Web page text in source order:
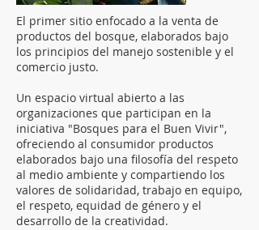
El primer sitio enfocado a la venta de
productos del bosque, elaborados bajo
los principios del manejo sostenible y el
comercio justo.
Un espacio virtual abierto a las
organizaciones que participan en la
iniciativa "Bosques para el Buen Vivir",
ofreciendo al consumidor productos
elaborados bajo una filosofía del respeto
al medio ambiente y compartiendo los
valores de solidaridad, trabajo en equipo,
el respeto, equidad de género y el
desarrollo de la creatividad.